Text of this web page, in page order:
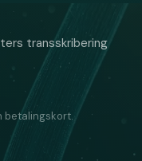
transskribering
betalingskort.